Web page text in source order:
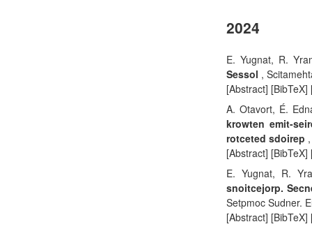
2024
E. Yugnat, R.
Sessol ,
[Abstract]
A. Otavort, É.
krowten emit-
rotceted sdoirep
[Abstract]
E. Yugnat, R.
snoitcejorp.
Setpmoc Sudner.
[Abstract]